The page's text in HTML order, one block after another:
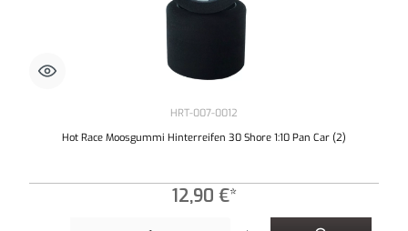
HRT-007-0012
Hot Race Moosgummi Hinterreifen 30 Shore 1:10 Pan Car (2)
12,90 €*